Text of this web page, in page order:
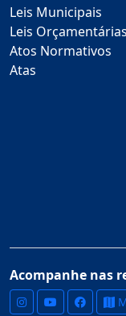
Leis Municipais
Leis Orçamentárias
Atos Normativos
Atas
Acompanhe nas